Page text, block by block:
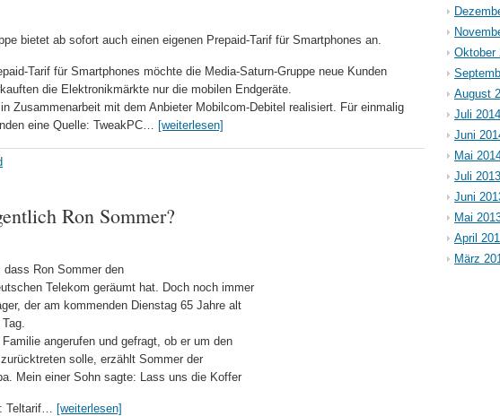
bietet ab sofort auch einen eigenen Prepaid-Tarif für Smartphones an.
Tarif für Smartphones möchte die Media-Saturn-Gruppe neue Kunden
die Elektronikmärkte nur die mobilen Endgeräte.
Zusammenarbeit mit dem Anbieter Mobilcom-Debitel realisiert. Für einmalig
eine Quelle: TweakPC… [weiterlesen]
Ron Sommer?
Ron Sommer den
Telekom geräumt hat. Doch noch immer
der am kommenden Dienstag 65 Jahre alt
angerufen und gefragt, ob er um den
solle, erzählt Sommer der
Mein einer Sohn sagte: Lass uns die Koffer
Teltarif… [weiterlesen]
Oktober
August
Juli 2014
Juni
Mai
Juli 2013
Juni
Mai
April
März